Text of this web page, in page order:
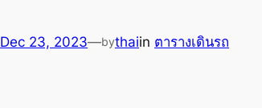
Dec 23, 2023—bythaiin ตารางเดินรถ